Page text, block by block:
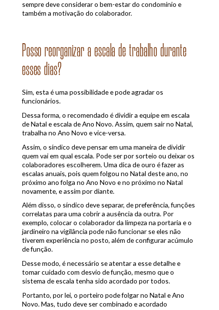
sempre deve considerar o bem-estar do condomínio e
também a motivação do colaborador.
Posso reorganizar a escala de trabalho durante
esses dias?
Sim, esta é uma possibilidade e pode agradar os
funcionários.
Dessa forma, o recomendado é dividir a equipe em escala
de Natal e escala de Ano Novo. Assim, quem sair no Natal,
trabalha no Ano Novo e vice-versa.
Assim, o síndico deve pensar em uma maneira de dividir
quem vai em qual escala. Pode ser por sorteio ou deixar os
colaboradores escolherem. Uma dica de ouro é fazer as
escalas anuais, pois quem folgou no Natal deste ano, no
próximo ano folga no Ano Novo e no próximo no Natal
novamente, e assim por diante.
Além disso, o síndico deve separar, de preferência, funções
correlatas para uma cobrir a ausência da outra. Por
exemplo, colocar o colaborador da limpeza na portaria e o
jardineiro na vigilância pode não funcionar se eles não
tiverem experiência no posto, além de configurar acúmulo
de função.
Desse modo, é necessário se atentar a esse detalhe e
tomar cuidado com desvio de função, mesmo que o
sistema de escala tenha sido acordado por todos.
Portanto, por lei, o porteiro pode folgar no Natal e Ano
Novo. Mas, tudo deve ser combinado e acordado